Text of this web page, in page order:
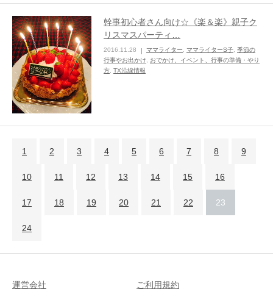
幹事初心者さん向け☆《楽＆楽》親子ク
リスマスパーティ…
2016.11.28 ママライター, ママライターS子, 季節の
行事やお出かけ, おでかけ、イベント、行事の準備・やり
方, TX沿線情報
1 2 3 4 5 6 7 8 9
10 11 12 13 14 15 16
17 18 19 20 21 22 23
24
運営会社 ご利用規約